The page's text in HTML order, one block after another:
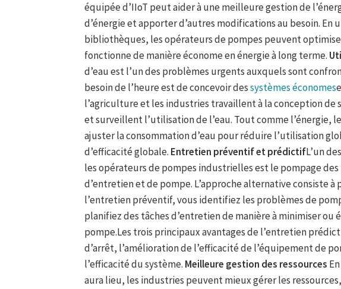
équipée d’IIoT peut aider à une meilleure gestion de
d’énergie et apporter d’autres modifications au besoin. En
bibliothèques, les opérateurs de pompes peuvent
fonctionne de manière économe en énergie à long terme.
d’eau est l’un des problèmes urgents auxquels sont
besoin de l’heure est de concevoir dessystèmes économes
l’agriculture et les industries travaillent à la conception
et surveillent l’utilisation de l’eau. Tout comme l’énergie,
ajuster la consommation d’eau pour réduire l’utilisation
d’efficacité globale. Entretien préventif et prédictifL’un
les opérateurs de pompes industrielles est le pompage des
d’entretien et de pompe. L’approche alternative consiste à
l’entretien préventif, vous identifiez les problèmes de
planifiez des tâches d’entretien de manière à minimiser ou
pompe.Les trois principaux avantages de l’entretien
d’arrêt, l’amélioration de l’efficacité de l’équipement de
l’efficacité du système. Meilleure gestion des ressources
aura lieu, les industries peuvent mieux gérer les